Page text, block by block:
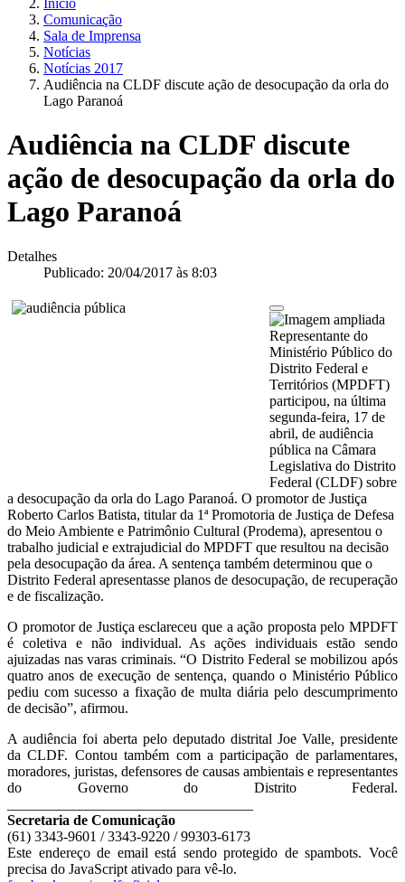
Início
Comunicação
Sala de Imprensa
Notícias
Notícias 2017
Audiência na CLDF discute ação de desocupação da orla do
Lago Paranoá
Audiência na CLDF discute
ação de desocupação da orla do
Lago Paranoá
Detalhes
Publicado: 20/04/2017 às 8:03
Representante do
Ministério Público do
Distrito Federal e
Territórios (MPDFT)
participou, na última
segunda-feira, 17 de
abril, de audiência
pública na Câmara
Legislativa do Distrito
Federal (CLDF) sobre
a desocupação da orla do Lago Paranoá. O promotor de Justiça
Roberto Carlos Batista, titular da 1ª Promotoria de Justiça de Defesa
do Meio Ambiente e Patrimônio Cultural (Prodema), apresentou o
trabalho judicial e extrajudicial do MPDFT que resultou na decisão
pela desocupação da área. A sentença também determinou que o
Distrito Federal apresentasse planos de desocupação, de recuperação
e de fiscalização.
O promotor de Justiça esclareceu que a ação proposta pelo MPDFT
é coletiva e não individual. As ações individuais estão sendo
ajuizadas nas varas criminais. “O Distrito Federal se mobilizou após
quatro anos de execução de sentença, quando o Ministério Público
pediu com sucesso a fixação de multa diária pelo descumprimento
de decisão”, afirmou.
A audiência foi aberta pelo deputado distrital Joe Valle, presidente
da CLDF. Contou também com a participação de parlamentares,
moradores, juristas, defensores de causas ambientais e representantes
do Governo do Distrito Federal.
Secretaria de Comunicação
(61) 3343-9601 / 3343-9220 / 99303-6173
Este endereço de email está sendo protegido de spambots. Você
precisa do JavaScript ativado para vê-lo.